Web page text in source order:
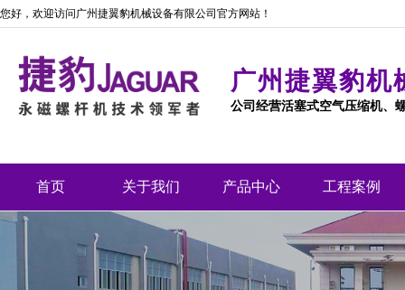
您好，欢迎访问广州捷翼豹机械设备有限公司官方网站！
广州捷翼豹机
公司经营活塞式空气压缩机、
首页 关于我们 产品中心 工程案例